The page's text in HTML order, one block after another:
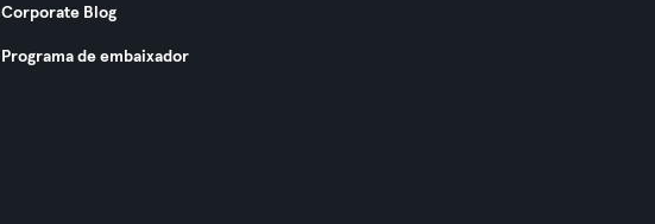
Corporate Blog
Programa de embaixador